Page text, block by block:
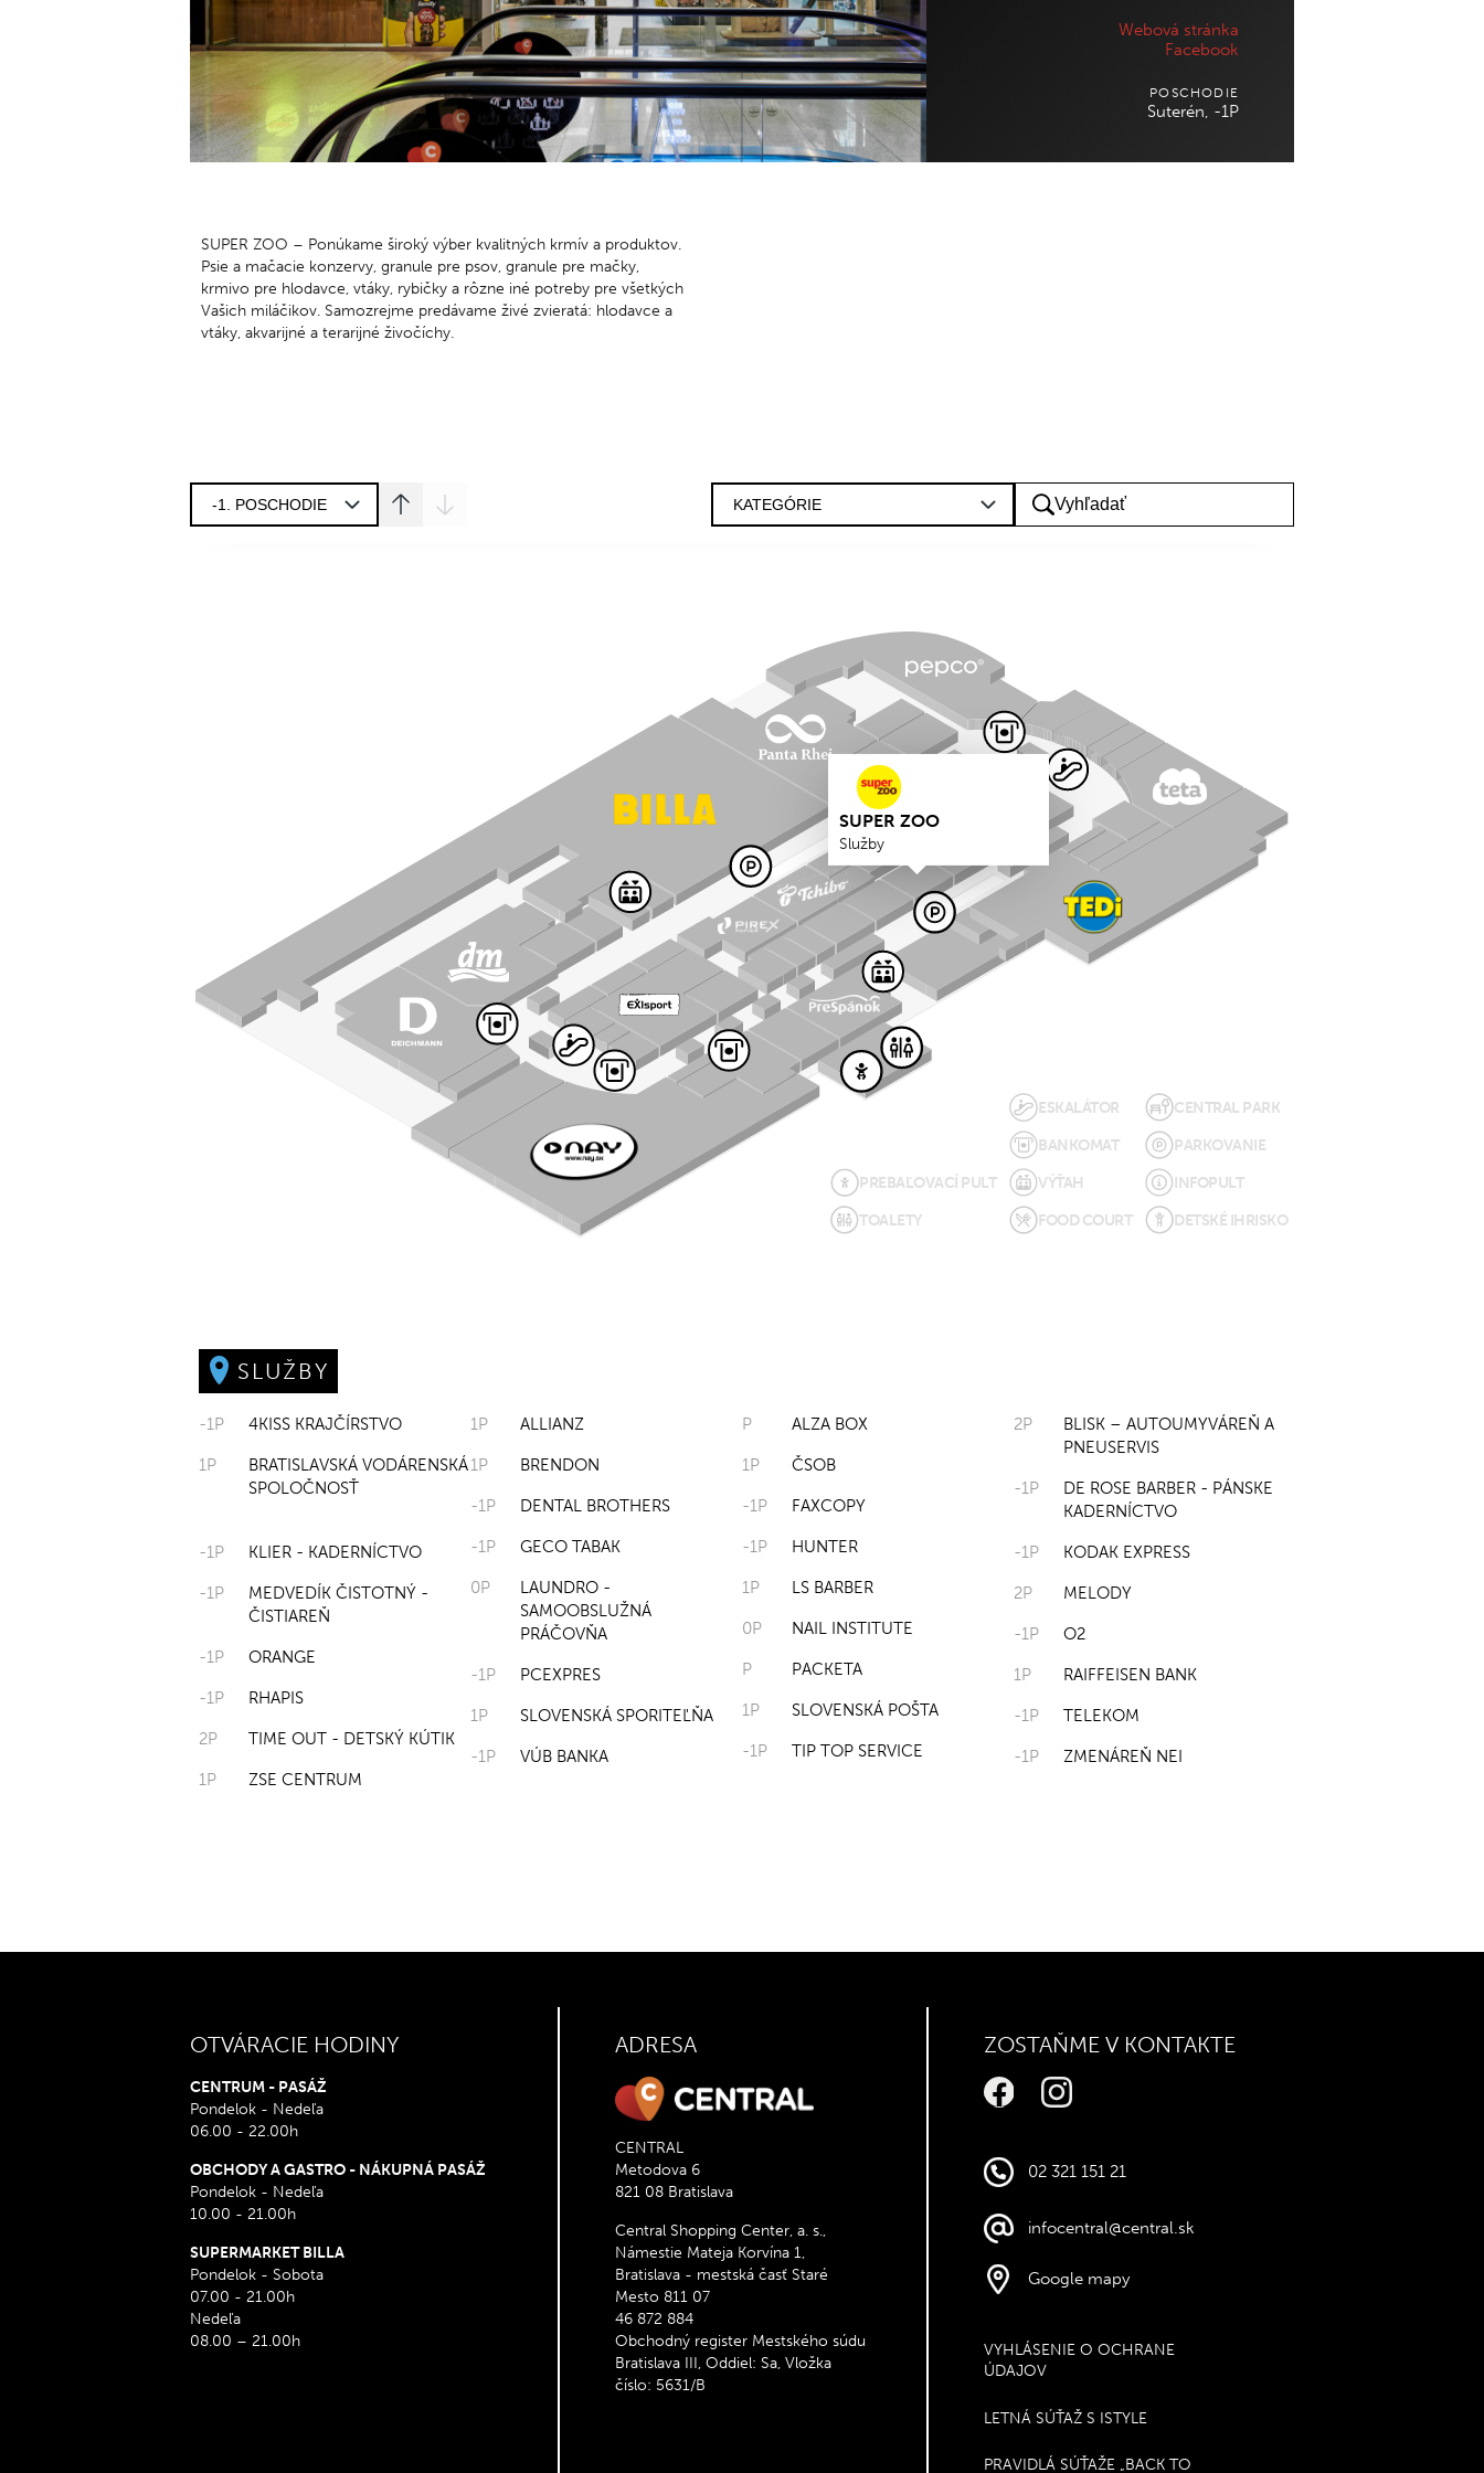
so – ne: 8.00 – 22.00
NAY ELEKTRODOM
po – ne: 9.00 – 21.00
so – ne: 16.00 – 22.00
DETSKÝ KÚTIK - TIME OUT
po – ne: 9.00 – 21.00
: 09:00 – 21:00
infocentral@central.sk
Tel:+421 (2) 38 10 10 10
NÁKUPNÉHO CENTRA
/ PRENÁJMY
NÁJOMNÝCH
JEDNOTIEK
Webová stránka
Facebook
POSCHODIE
Suterén, -1P
SUPER ZOO – Ponúkame široký výber kvalitných krmív a produktov.
Psie a mačacie konzervy, granule pre psov, granule pre mačky,
krmivo pre hlodavce, vtáky, rybičky a rôzne iné potreby pre všetkých
Vašich miláčikov. Samozrejme predávame živé zvieratá: hlodavce a
vtáky, akvarijné a terarijné živočíchy.
PREBAĽOVACÍ PULT
TOALETY
ESKALÁTOR
BANKOMAT
VÝŤAH
FOOD COURT
CENTRAL PARK
PARKOVANIE
INFOPULT
DETSKÉ IHRISKO
SUPER ZOO
Služby
SLUŽBY
-1P 4KISS KRAJČÍRSTVO 1P ALLIANZ P ALZA BOX 2P
BLISK – AUTOUMYVÁREŇ A
PNEUSERVIS
1P
BRATISLAVSKÁ VODÁRENSKÁ
SPOLOČNOSŤ
1P BRENDON 1P
ČSOB
-1P
DE ROSE BARBER - PÁNSKE
KADERNÍCTVO
-1P DENTAL BROTHERS -1P FAXCOPY
-1P GECO TABAK -1P HUNTER
-1P KLIER - KADERNÍCTVO -1P
KODAK EXPRESS
0P
LAUNDRO -
SAMOOBSLUŽNÁ
PRÁČOVŇA
1P LS BARBER
-1P
MEDVEDÍK ČISTOTNÝ -
ČISTIAREŇ
2P
MELODY
0P
NAIL INSTITUTE -1P
O2
-1P
ORANGE
P PACKETA
-1P PCEXPRES 1P
RAIFFEISEN BANK
-1P
RHAPIS
1P SLOVENSKÁ POŠTA
1P SLOVENSKÁ SPORITEĽŇA -1P
TELEKOM
2P
TIME OUT - DETSKÝ KÚTIK
-1P TIP TOP SERVICE
-1P VÚB BANKA -1P
ZMENÁREŇ NEI
1P
ZSE CENTRUM
OTVÁRACIE HODINY
CENTRUM - PASÁŽ
Pondelok - Nedeľa
06.00 - 22.00h
OBCHODY A GASTRO - NÁKUPNÁ PASÁŽ
Pondelok - Nedeľa
10.00 - 21.00h
SUPERMARKET BILLA
Pondelok - Sobota
07.00 - 21.00h
Nedeľa
08.00 – 21.00h
ADRESA
CENTRAL
Metodova 6
821 08 Bratislava
Central Shopping Center, a. s.,
Námestie Mateja Korvína 1,
Bratislava - mestská časť Staré
Mesto 811 07
46 872 884
Obchodný register Mestského súdu
Bratislava III, Oddiel: Sa, Vložka
číslo: 5631/B
ZOSTAŇME V KONTAKTE
02 321 151 21
infocentral@central.sk
Google mapy
VYHLÁSENIE O OCHRANE
ÚDAJOV
LETNÁ SÚŤAŽ S ISTYLE
PRAVIDLÁ SÚŤAŽE „BACK TO